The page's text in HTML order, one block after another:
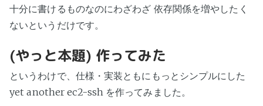
十分に書けるものなのにわざわざ 依存関係を増やしたく
ないというだけです。
(やっと本題) 作ってみた
というわけで、仕様・実装ともにもっとシンプルにした
yet another ec2-ssh を作ってみました。